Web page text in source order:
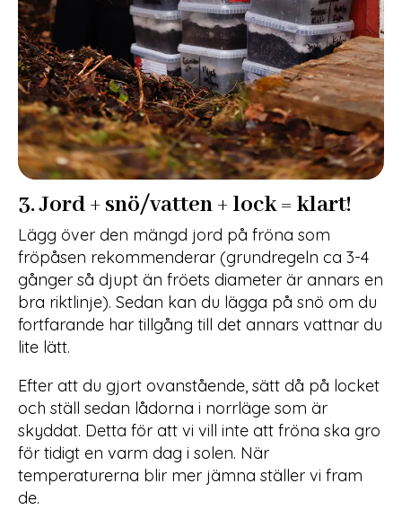
3. Jord + snö/vatten + lock = klart!
Lägg över den mängd jord på fröna som
fröpåsen rekommenderar (grundregeln ca 3-4
gånger så djupt än fröets diameter är annars en
bra riktlinje). Sedan kan du lägga på snö om du
fortfarande har tillgång till det annars vattnar du
lite lätt.
Efter att du gjort ovanstående, sätt då på locket
och ställ sedan lådorna i norrläge som är
skyddat. Detta för att vi vill inte att fröna ska gro
för tidigt en varm dag i solen. När
temperaturerna blir mer jämna ställer vi fram
de.